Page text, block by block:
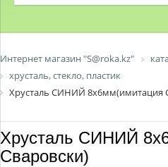
Интернет магазин "S@roka.kz"
хрусталь, стекло, пластик
Хрусталь СИНИЙ 8х6мм(имитация
Хрусталь СИНИЙ
Сваровски)